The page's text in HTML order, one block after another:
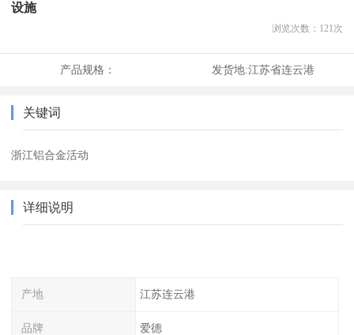
设施
浏览次数： 121次
产品规格： 发货地:江苏省连云港
关键词
浙江铝合金活动
详细说明
产地 江苏连云港
品牌 爱德